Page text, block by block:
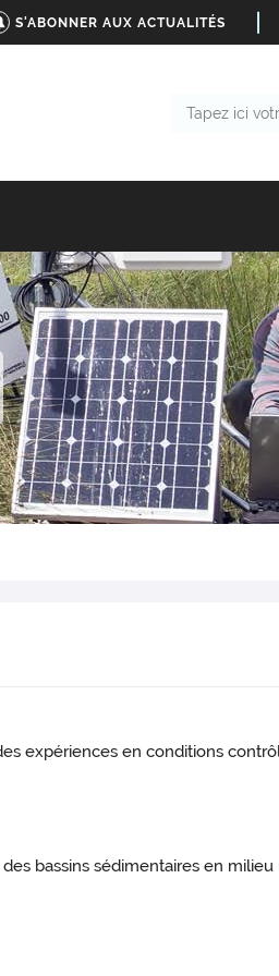
S'ABONNER AUX ACTUALITÉS
expériences en conditions
bassins sédimentaires en milieu